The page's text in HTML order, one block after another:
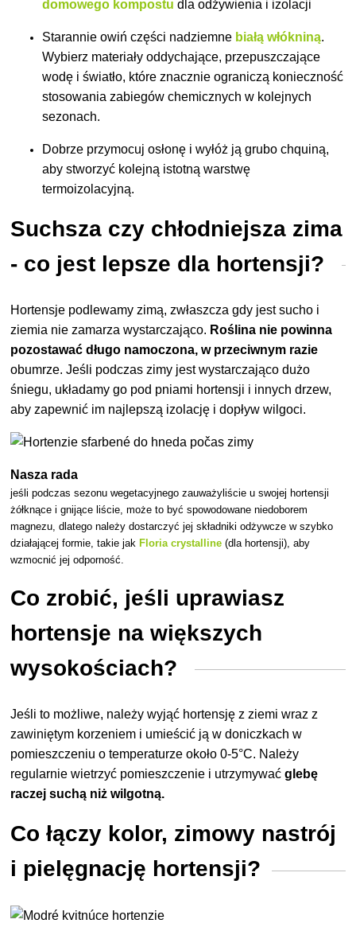
domowego kompostu dla odżywienia i izolacji
Starannie owiń części nadziemne białą włókniną.
Wybierz materiały oddychające, przepuszczające
wodę i światło, które znacznie ograniczą konieczność
stosowania zabiegów chemicznych w kolejnych
sezonach.
Dobrze przymocuj osłonę i wyłóż ją grubo chquiną,
aby stworzyć kolejną istotną warstwę
termoizolacyjną.
Suchsza czy chłodniejsza zima
- co jest lepsze dla hortensji?
Hortensje podlewamy zimą, zwłaszcza gdy jest sucho i
ziemia nie zamarza wystarczająco. Roślina nie powinna
pozostawać długo namoczona, w przeciwnym razie
obumrze. Jeśli podczas zimy jest wystarczająco dużo
śniegu, układamy go pod pniami hortensji i innych drzew,
aby zapewnić im najlepszą izolację i dopływ wilgoci.
Nasza rada
jeśli podczas sezonu wegetacyjnego zauważyliście u swojej hortensji
żółknące i gnijące liście, może to być spowodowane niedoborem
magnezu, dlatego należy dostarczyć jej składniki odżywcze w szybko
działającej formie, takie jak Floria crystalline (dla hortensji), aby
wzmocnić jej odporność.
Co zrobić, jeśli uprawiasz
hortensje na większych
wysokościach?
Jeśli to możliwe, należy wyjąć hortensję z ziemi wraz z
zawiniętym korzeniem i umieścić ją w doniczkach w
pomieszczeniu o temperaturze około 0-5°C. Należy
regularnie wietrzyć pomieszczenie i utrzymywaćglebę
raczej suchą niż wilgotną.
Co łączy kolor, zimowy nastrój
i pielęgnację hortensji?